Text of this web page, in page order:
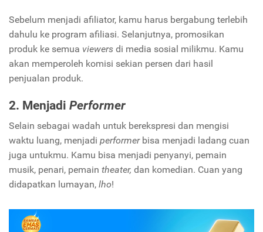
Sebelum menjadi afiliator, kamu harus bergabung terlebih
dahulu ke program afiliasi. Selanjutnya, promosikan
produk ke semua viewers di media sosial milikmu. Kamu
akan memperoleh komisi sekian persen dari hasil
penjualan produk.
2. Menjadi Performer
Selain sebagai wadah untuk berekspresi dan mengisi
waktu luang, menjadi performer bisa menjadi ladang cuan
juga untukmu. Kamu bisa menjadi penyanyi, pemain
musik, penari, pemain theater, dan komedian. Cuan yang
didapatkan lumayan, lho!